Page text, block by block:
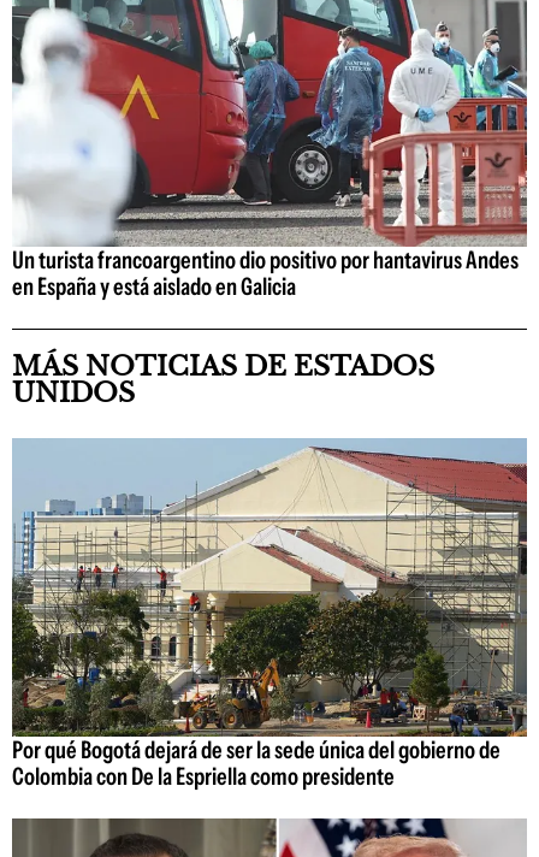
Un turista francoargentino dio positivo por hantavirus Andes
en España y está aislado en Galicia
MÁS NOTICIAS DE ESTADOS
UNIDOS
Por qué Bogotá dejará de ser la sede única del gobierno de
Colombia con De la Espriella como presidente